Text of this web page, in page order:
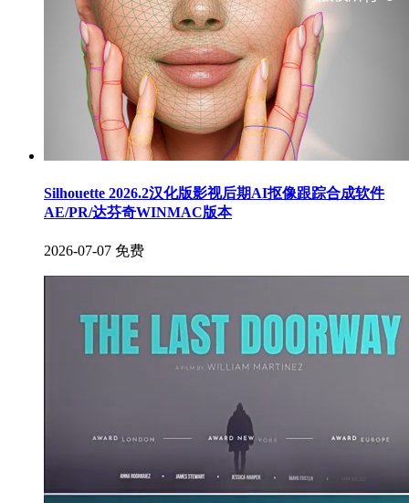
Silhouette 2026.2汉化版影视后期AI抠像跟踪合成软件
AE/PR/达芬奇WINMAC版本
2026-07-07 免费